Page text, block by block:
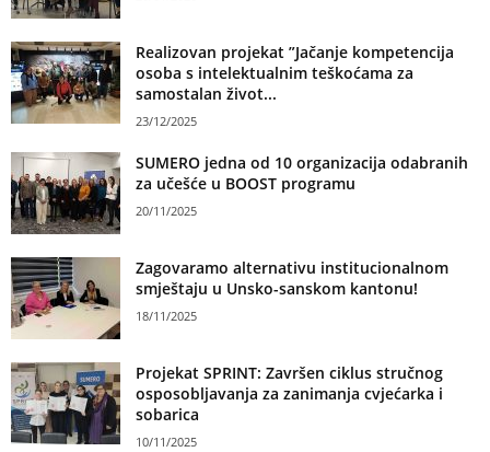
Realizovan projekat ”Jačanje kompetencija
osoba s intelektualnim teškoćama za
samostalan život...
23/12/2025
SUMERO jedna od 10 organizacija odabranih
za učešće u BOOST programu
20/11/2025
Zagovaramo alternativu institucionalnom
smještaju u Unsko-sanskom kantonu!
18/11/2025
Projekat SPRINT: Završen ciklus stručnog
osposobljavanja za zanimanja cvjećarka i
sobarica
10/11/2025